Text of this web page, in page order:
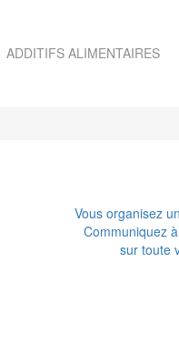
ADDITIFS ALIMENTAIRES
Vous organisez
Communiquez
sur toute